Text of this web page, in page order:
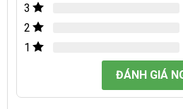
3
2
1
ĐÁNH GIÁ